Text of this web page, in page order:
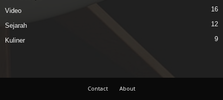
Video 16
Sejarah 12
Kuliner 9
Contact
About